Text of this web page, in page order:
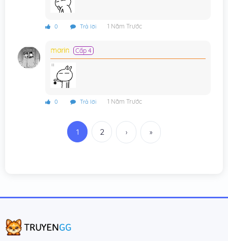
Chương 24
Chương 17 31/12/2024
0 Trả lời 1 Năm Trước
marin Cấp 4
0 Trả lời 1 Năm Trước
1 2 › »